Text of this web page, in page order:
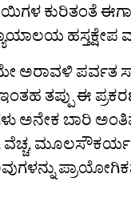
ಕುರಿತಂತೆ
ಅರಾವಳಿ ಪರ್ವತ
ತಪ್ಪು ಈ
ಅನೇಕ ಬಾರಿ
ವೆಚ್ಚ, ಮೂಲಸೌಕರ್ಯ